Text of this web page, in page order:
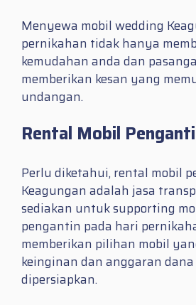
Menyewa mobil wedding
pernikahan tidak hanya
kemudahan anda dan
memberikan kesan yang
undangan.
Rental Mobil
Perlu diketahui, rental mobil
Keagungan adalah jasa
sediakan untuk supporting
pengantin pada hari
memberikan pilihan mobil
keinginan dan anggaran
dipersiapkan.